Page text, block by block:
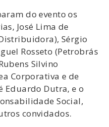
do evento os
José Lima de
Sérgio
Rosseto (Petrobrás
Silvino
Corporativa e de
Eduardo Dutra, e o
Social,
convidados.